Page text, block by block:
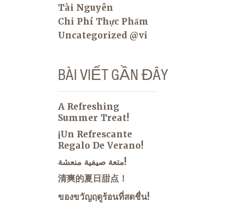
Tài Nguyên
Chi Phí Thực Phẩm
Uncategorized @vi
BÀI VIẾT GẦN ĐÂY
A Refreshing
Summer Treat!
¡Un Refrescante
Regalo De Verano!
متعة صيفية منعشة!
清爽的夏日甜点！
ของขวัญฤดูร้อนที่สดชื่น!